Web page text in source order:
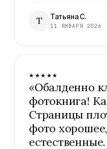
Т Татьяна С.
11 ЯНВАРЯ 2026
★★★★★
«Обалденно
фотокнига!
Страницы
фото